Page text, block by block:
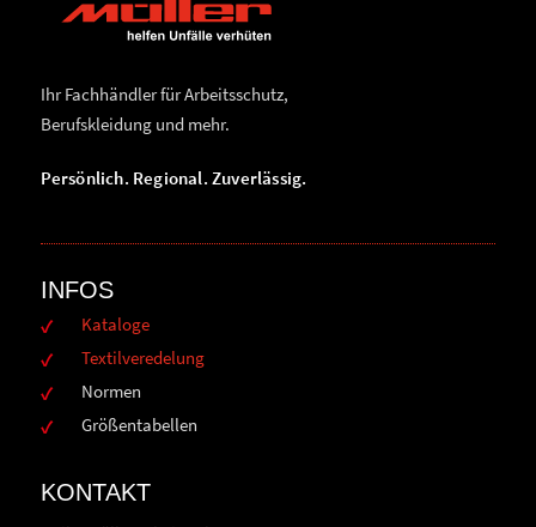
Ihr Fachhändler für Arbeitsschutz,
Berufskleidung und mehr.
Persönlich. Regional. Zuverlässig.
INFOS
Kataloge
Textilveredelung
Normen
Größentabellen
KONTAKT